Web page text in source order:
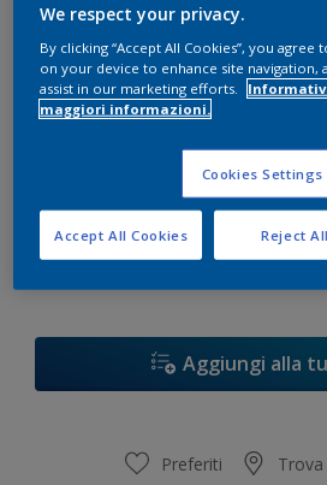
Formato
750 ml
Paint Calculator
Aggiungi alla
Preferiti
We respect your privacy.
By clicking “Accept All Cookies”, you
on your device to enhance site navigation,
assist in our marketing efforts.
maggiori informazioni.
Cookies Settings
Reject All
Accept All Cookies